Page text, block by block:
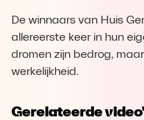
De winnaars van Huis
allereerste keer in hun
dromen zijn bedrog,
werkelijkheid.
Gerelateerde